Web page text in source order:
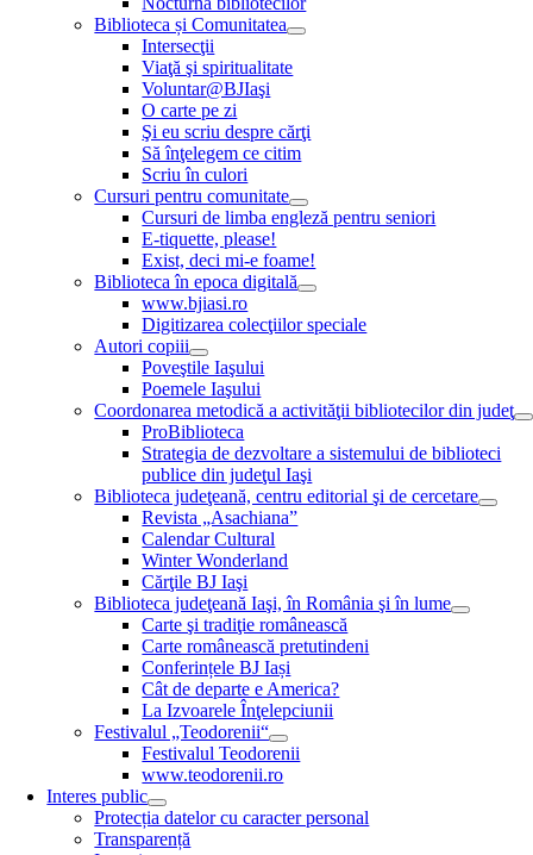
Biblioteca și Comunitatea
Intersecţii
Viaţă şi spiritualitate
Voluntar@BJIaşi
O carte pe zi
Şi eu scriu despre cărţi
Să înţelegem ce citim
Scriu în culori
Cursuri pentru comunitate
Cursuri de limba engleză pentru seniori
E-tiquette, please!
Exist, deci mi-e foame!
Biblioteca în epoca digitală
www.bjiasi.ro
Digitizarea colecţiilor speciale
Autori copiii
Poveştile Iaşului
Poemele Iaşului
Coordonarea metodică a activităţii bibliotecilor din judeţ
ProBiblioteca
Strategia de dezvoltare a sistemului de biblioteci
publice din judeţul Iaşi
Biblioteca judeţeană, centru editorial şi de cercetare
Revista „Asachiana”
Calendar Cultural
Winter Wonderland
Cărţile BJ Iaşi
Biblioteca judeţeană Iaşi, în România şi în lume
Carte şi tradiţie românească
Carte românească pretutindeni
Conferințele BJ Iași
Cât de departe e America?
La Izvoarele Înţelepciunii
Festivalul „Teodorenii“
Festivalul Teodorenii
www.teodorenii.ro
Interes public
Protecția datelor cu caracter personal
Transparență